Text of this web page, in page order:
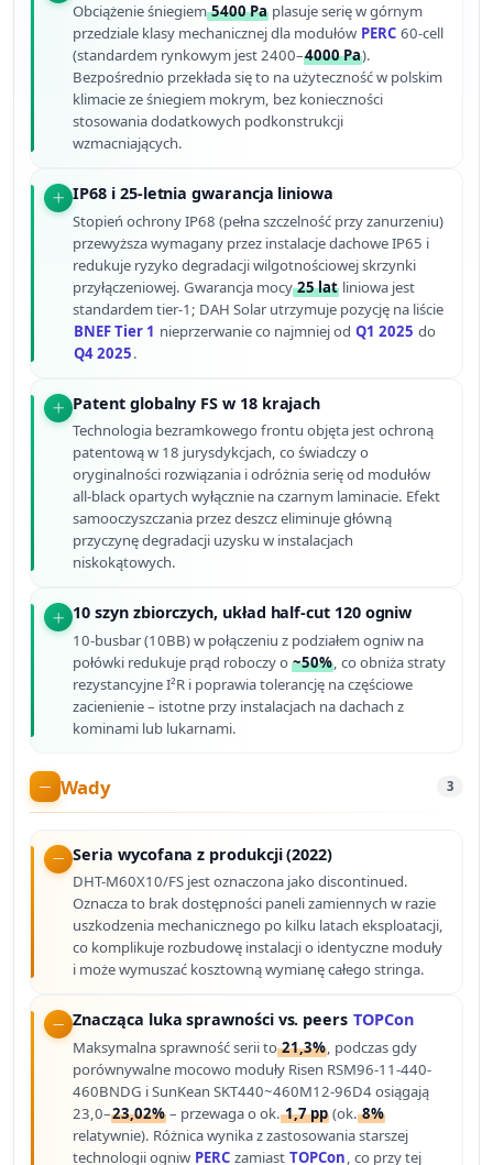
Obciążenie śniegiem5400 Pa plasuje serię w górnym
przedziale klasy mechanicznej dla modułów PERC 60-cell
(standardem rynkowym jest 2400–4000 Pa).
Bezpośrednio przekłada się to na użyteczność w polskim
klimacie ze śniegiem mokrym, bez konieczności
stosowania dodatkowych podkonstrukcji
wzmacniających.
IP68 i 25-letnia gwarancja liniowa
Stopień ochrony IP68 (pełna szczelność przy zanurzeniu)
przewyższa wymagany przez instalacje dachowe IP65 i
redukuje ryzyko degradacji wilgotnościowej skrzynki
przyłączeniowej. Gwarancja mocy25 lat liniowa jest
standardem tier-1; DAH Solar utrzymuje pozycję na liście
BNEF Tier 1 nieprzerwanie co najmniej od Q1 2025 do
Q4 2025.
Patent globalny FS w 18 krajach
Technologia bezramkowego frontu objęta jest ochroną
patentową w 18 jurysdykcjach, co świadczy o
oryginalności rozwiązania i odróżnia serię od modułów
all-black opartych wyłącznie na czarnym laminacie. Efekt
samooczyszczania przez deszcz eliminuje główną
przyczynę degradacji uzysku w instalacjach
niskokątowych.
10 szyn zbiorczych, układ half-cut 120 ogniw
10-busbar (10BB) w połączeniu z podziałem ogniw na
połówki redukuje prąd roboczy o~50%, co obniża straty
rezystancyjne I²R i poprawia tolerancję na częściowe
zacienienie – istotne przy instalacjach na dachach z
kominami lub lukarnami.
Wady 3
Seria wycofana z produkcji (2022)
DHT-M60X10/FS jest oznaczona jako discontinued.
Oznacza to brak dostępności paneli zamiennych w razie
uszkodzenia mechanicznego po kilku latach eksploatacji,
co komplikuje rozbudowę instalacji o identyczne moduły
i może wymuszać kosztowną wymianę całego stringa.
Znacząca luka sprawności vs. peers TOPCon
Maksymalna sprawność serii to21,3%, podczas gdy
porównywalne mocowo moduły Risen RSM96-11-440-
460BNDG i SunKean SKT440~460M12-96D4 osiągają
23,0–23,02% – przewaga o ok.1,7 pp (ok.8%
relatywnie). Różnica wynika z zastosowania starszej
technologii ogniw PERC zamiast TOPCon, co przy tej